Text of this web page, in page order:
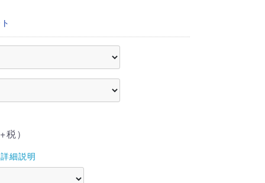
）
詳細説明